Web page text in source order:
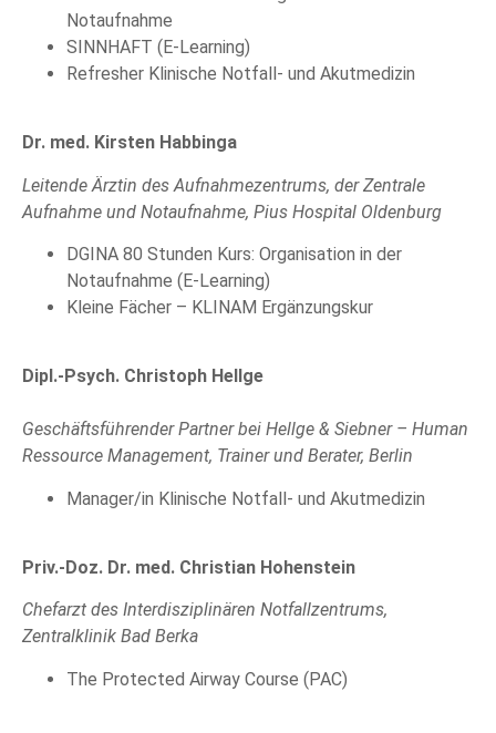
Notaufnahme
SINNHAFT (E-Learning)
Refresher Klinische Notfall- und Akutmedizin
Dr. med. Kirsten Habbinga
Leitende Ärztin des Aufnahmezentrums, der Zentrale
Aufnahme und Notaufnahme, Pius Hospital Oldenburg
DGINA 80 Stunden Kurs: Organisation in der
Notaufnahme (E-Learning)
Kleine Fächer – KLINAM Ergänzungskur
Dipl.-Psych. Christoph Hellge
Geschäftsführender Partner bei Hellge & Siebner – Human
Ressource Management, Trainer und Berater, Berlin
Manager/in Klinische Notfall- und Akutmedizin
Priv.-Doz. Dr. med. Christian Hohenstein
Chefarzt des Interdisziplinären Notfallzentrums,
Zentralklinik Bad Berka
The Protected Airway Course (PAC)